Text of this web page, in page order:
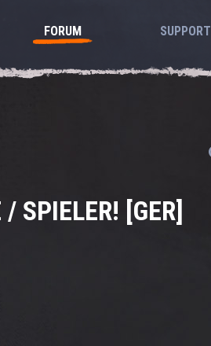
FORUM SUPPORT
SPIELER! [GER]